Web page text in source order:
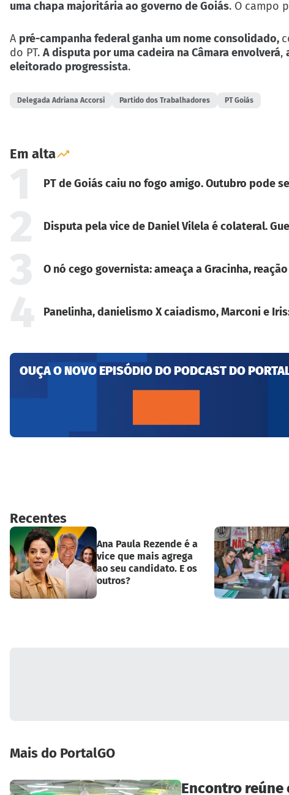
uma chapa majoritária ao governo de Goiás. O campo
A pré-campanha federal ganha um nome consolidado,
do PT. A disputa por uma cadeira na Câmara envolverá,
eleitorado progressista.
Delegada Adriana Accorsi Partido dos Trabalhadores PT Goiás
Em alta
PT de Goiás caiu no fogo amigo. Outubro pode
Disputa pela vice de Daniel Vilela é colateral.
O nó cego governista: ameaça a Gracinha,
Panelinha, danielismo X caiadismo, Marconi e
OUÇA O NOVO EPISÓDIO DO PODCAST DO
Recentes
Ana Paula Rezende é a
vice que mais agrega
ao seu candidato. E os
outros?
Mais do PortalGO
Encontro reúne